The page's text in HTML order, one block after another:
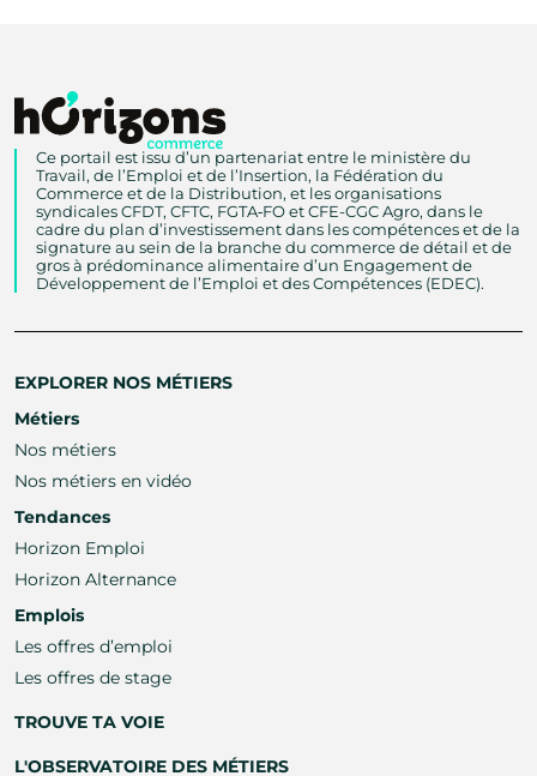
Ce portail est issu d’un partenariat entre le ministère du
Travail, de l’Emploi et de l’Insertion, la Fédération du
Commerce et de la Distribution, et les organisations
syndicales CFDT, CFTC, FGTA‑FO et CFE-CGC Agro, dans le
cadre du plan d’investissement dans les compétences et de la
signature au sein de la branche du commerce de détail et de
gros à prédominance alimentaire d’un Engagement de
Développement de l’Emploi et des Compétences (EDEC).
EXPLORER NOS MÉTIERS
Métiers
Nos métiers
Nos métiers en vidéo
Tendances
Horizon Emploi
Horizon Alternance
Emplois
Les offres d’emploi
Les offres de stage
TROUVE TA VOIE
L'OBSERVATOIRE DES MÉTIERS